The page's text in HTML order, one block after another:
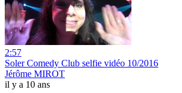
2:57
Soler Comedy Club selfie vidéo 10/2016
Jérôme MIROT
il y a 10 ans